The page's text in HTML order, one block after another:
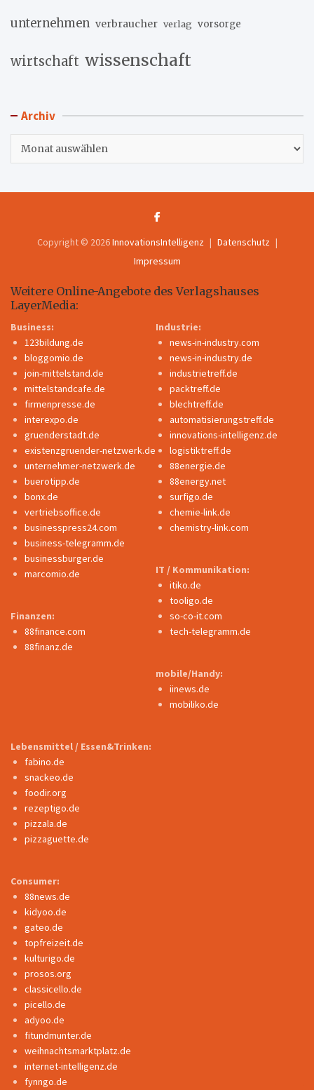
unternehmen verbraucher verlag vorsorge
wirtschaft wissenschaft
Archiv
Copyright © 2026InnovationsIntelligenz
Datenschutz
Impressum
Weitere Online-Angebote des Verlagshauses
LayerMedia:
Business:
123bildung.de
bloggomio.de
join-mittelstand.de
mittelstandcafe.de
firmenpresse.de
interexpo.de
gruenderstadt.de
existenzgruender-netzwerk.de
unternehmer-netzwerk.de
buerotipp.de
bonx.de
vertriebsoffice.de
businesspress24.com
business-telegramm.de
businessburger.de
marcomio.de
Finanzen:
88finance.com
88finanz.de
Industrie:
news-in-industry.com
news-in-industry.de
industrietreff.de
packtreff.de
blechtreff.de
automatisierungstreff.de
innovations-intelligenz.de
logistiktreff.de
88energie.de
88energy.net
surfigo.de
chemie-link.de
chemistry-link.com
IT / Kommunikation:
itiko.de
tooligo.de
so-co-it.com
tech-telegramm.de
mobile/Handy:
iinews.de
mobiliko.de
Lebensmittel / Essen&Trinken:
fabino.de
snackeo.de
foodir.org
rezeptigo.de
pizzala.de
pizzaguette.de
Consumer:
88news.de
kidyoo.de
gateo.de
topfreizeit.de
kulturigo.de
prosos.org
classicello.de
picello.de
adyoo.de
fitundmunter.de
weihnachtsmarktplatz.de
internet-intelligenz.de
fynngo.de